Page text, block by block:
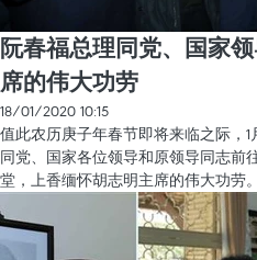
阮春福总理同党、国家
席的伟大功劳
18/01/2020 10:15
值此农历庚子年春节即将来临之际，
同党、国家各位领导和原领导同志前
堂，上香缅怀胡志明主席的伟大功劳。